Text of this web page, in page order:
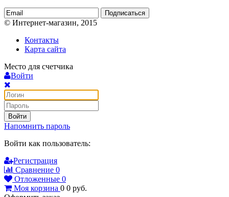
Подписаться
© Интернет-магазин, 2015
Контакты
Карта сайта
Место для счетчика
Войти
Войти
Напомнить пароль
Войти как пользователь:
Регистрация
Сравнение 0
Отложенные 0
Моя корзина 0 0 руб.